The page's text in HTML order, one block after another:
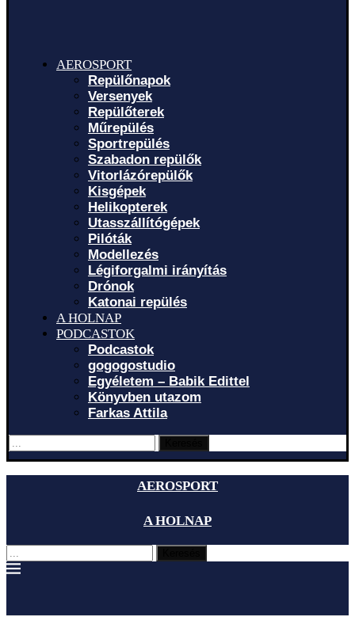
AEROSPORT
Repülőnapok
Versenyek
Repülőterek
Műrepülés
Sportrepülés
Szabadon repülők
Vitorlázórepülők
Kisgépek
Helikopterek
Utasszállítógépek
Pilóták
Modellezés
Légiforgalmi irányítás
Drónok
Katonai repülés
A HOLNAP
PODCASTOK
Podcastok
gogogostudio
Egyéletem – Babik Edittel
Könyvben utazom
Farkas Attila
AEROSPORT
A HOLNAP